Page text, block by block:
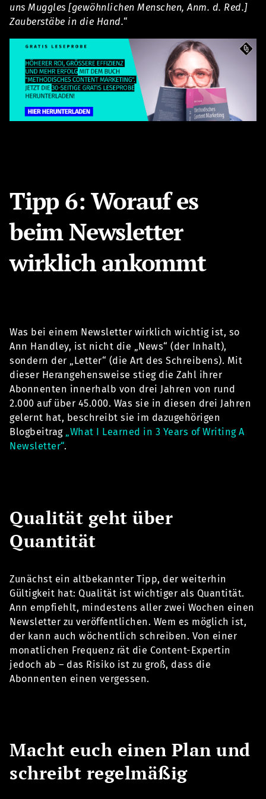
uns Muggles [gewöhnlichen Menschen, Anm. d. Red.]
Zauberstäbe in die Hand.“
Tipp 6: Worauf es
beim Newsletter
wirklich ankommt
Was bei einem Newsletter wirklich wichtig ist, so
Ann Handley, ist nicht die „News“ (der Inhalt),
sondern der „Letter“ (die Art des Schreibens). Mit
dieser Herangehensweise stieg die Zahl ihrer
Abonnenten innerhalb von drei Jahren von rund
2.000 auf über 45.000. Was sie in diesen drei Jahren
gelernt hat, beschreibt sie im dazugehörigen
Blogbeitrag „What I Learned in 3 Years of Writing A
Newsletter“.
Qualität geht über
Quantität
Zunächst ein altbekannter Tipp, der weiterhin
Gültigkeit hat: Qualität ist wichtiger als Quantität.
Ann empfiehlt, mindestens aller zwei Wochen einen
Newsletter zu veröffentlichen. Wem es möglich ist,
der kann auch wöchentlich schreiben. Von einer
monatlichen Frequenz rät die Content-Expertin
jedoch ab – das Risiko ist zu groß, dass die
Abonnenten einen vergessen.
Macht euch einen Plan und
schreibt regelmäßig